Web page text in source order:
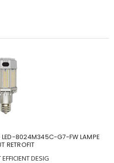
LED-8024M345C-G7-FW LAMPE
RETROFIT
DESIG